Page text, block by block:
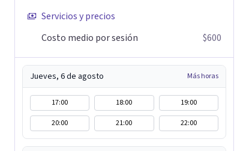
Servicios y precios
Costo medio por sesión
$600
Jueves, 6 de agosto Más horas
17:00 18:00
19:00
20:00
21:00 22:00